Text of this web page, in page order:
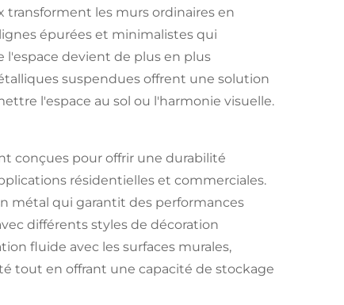
les murs ordinaires en
épurées et minimalistes qui
devient de plus en plus
suspendues offrent une solution
l'espace au sol ou l'harmonie visuelle.
conçues pour offrir une durabilité
résidentielles et commerciales.
métal qui garantit des performances
différents styles de décoration
fluide avec les surfaces murales,
tout en offrant une capacité de stockage